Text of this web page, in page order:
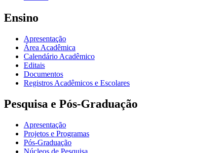
Ensino
Apresentação
Área Acadêmica
Calendário Acadêmico
Editais
Documentos
Registros Acadêmicos e Escolares
Pesquisa e Pós-Graduação
Apresentação
Projetos e Programas
Pós-Graduação
Núcleos de Pesquisa